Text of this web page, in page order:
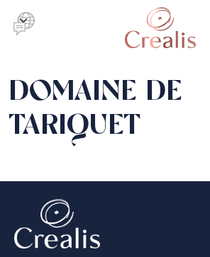
DOMAINE DE
TARIQUET